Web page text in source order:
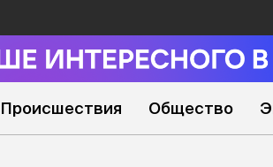
Происшествия Общество